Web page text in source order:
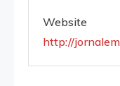
Website
http://